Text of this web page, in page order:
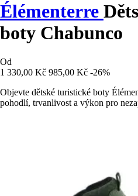
Élémenterre
boty Chabunco
Od
1 330,00 Kč 985,00 Kč -26%
Objevte dětské turistické boty
pohodlí, trvanlivost a výkon pro